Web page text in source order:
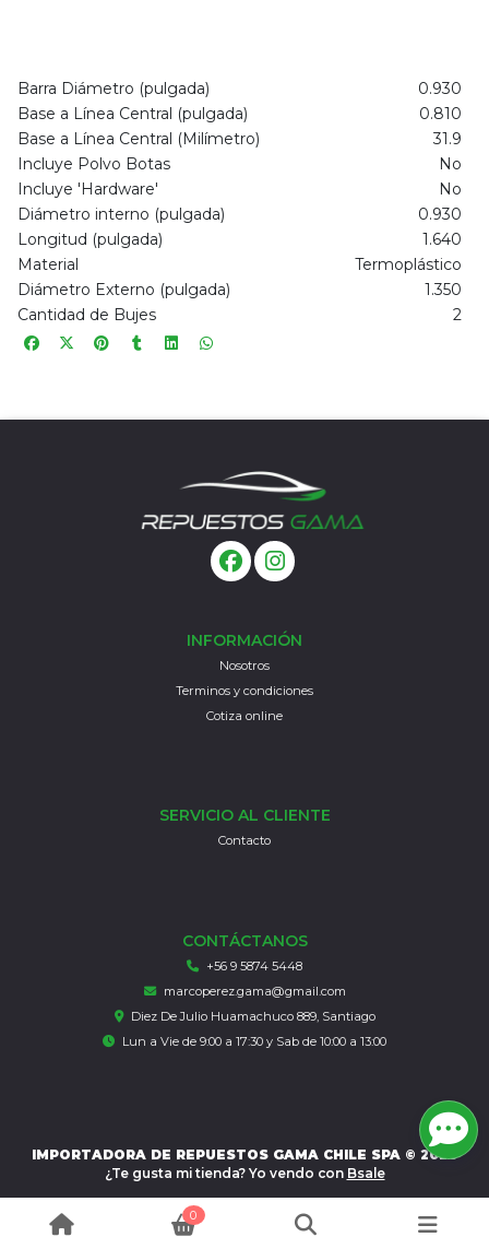
Barra Diámetro (pulgada)
0.930
Base a Línea Central (pulgada)
0.810
Base a Línea Central (Milímetro)
31.9
Incluye Polvo Botas
No
Incluye 'Hardware'
No
Diámetro interno (pulgada)
0.930
Longitud (pulgada)
1.640
Material
Termoplástico
Diámetro Externo (pulgada)
1.350
Cantidad de Bujes
2
INFORMACIÓN
Nosotros
Terminos y condiciones
Cotiza online
SERVICIO AL CLIENTE
Contacto
CONTÁCTANOS
+56 9 5874 5448
marcoperez.gama@gmail.com
Diez De Julio Huamachuco 889, Santiago
Lun a Vie de 9:00 a 17:30 y Sab de 10:00 a 13:00
IMPORTADORA DE REPUESTOS GAMA CHILE SPA © 2026
¿Te gusta mi tienda? Yo vendo con Bsale
0